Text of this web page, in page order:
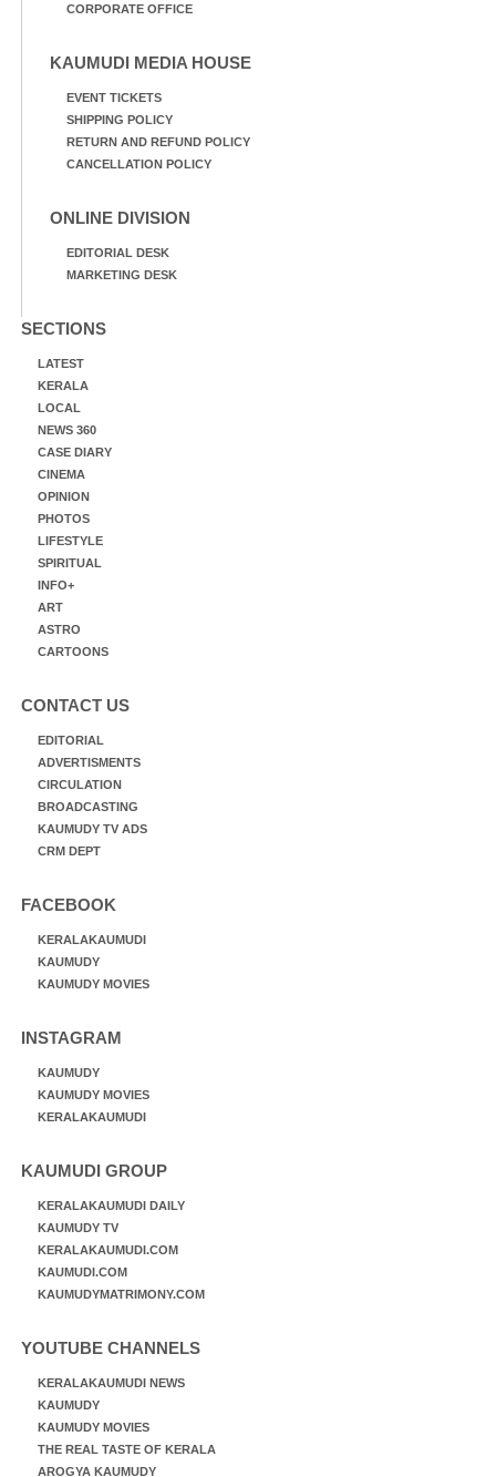
CORPORATE OFFICE
KAUMUDI MEDIA HOUSE
EVENT TICKETS
SHIPPING POLICY
RETURN AND REFUND POLICY
CANCELLATION POLICY
ONLINE DIVISION
EDITORIAL DESK
MARKETING DESK
SECTIONS
LATEST
KERALA
LOCAL
NEWS 360
CASE DIARY
CINEMA
OPINION
PHOTOS
LIFESTYLE
SPIRITUAL
INFO+
ART
ASTRO
CARTOONS
CONTACT US
EDITORIAL
ADVERTISMENTS
CIRCULATION
BROADCASTING
KAUMUDY TV ADS
CRM DEPT
FACEBOOK
KERALAKAUMUDI
KAUMUDY
KAUMUDY MOVIES
INSTAGRAM
KAUMUDY
KAUMUDY MOVIES
KERALAKAUMUDI
KAUMUDI GROUP
KERALAKAUMUDI DAILY
KAUMUDY TV
KERALAKAUMUDI.COM
KAUMUDI.COM
KAUMUDYMATRIMONY.COM
YOUTUBE CHANNELS
KERALAKAUMUDI NEWS
KAUMUDY
KAUMUDY MOVIES
THE REAL TASTE OF KERALA
AROGYA KAUMUDY